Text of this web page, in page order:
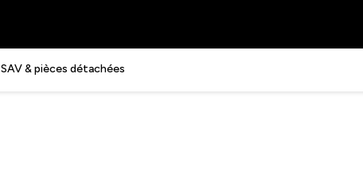
SAV & pièces détachées